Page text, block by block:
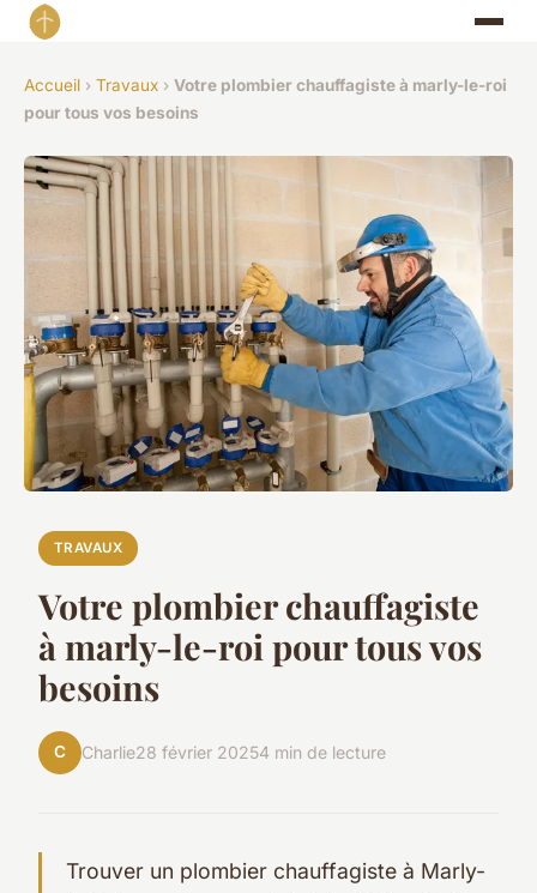
Accueil › Travaux › Votre plombier chauffagiste à marly-le-roi
pour tous vos besoins
TRAVAUX
Votre plombier chauffagiste
à marly-le-roi pour tous vos
besoins
C Charlie28 février 20254 min de lecture
Trouver un plombier chauffagiste à Marly-